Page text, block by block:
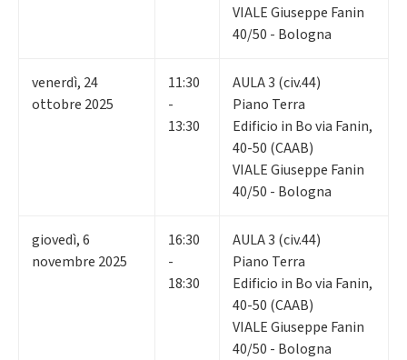
VIALE Giuseppe Fanin
40/50 - Bologna
venerdì, 24
ottobre 2025
11:30
-
13:30
AULA 3 (civ.44)
Piano Terra
Edificio in Bo via Fanin,
40-50 (CAAB)
VIALE Giuseppe Fanin
40/50 - Bologna
giovedì,6
novembre 2025
16:30
-
18:30
AULA 3 (civ.44)
Piano Terra
Edificio in Bo via Fanin,
40-50 (CAAB)
VIALE Giuseppe Fanin
40/50 - Bologna